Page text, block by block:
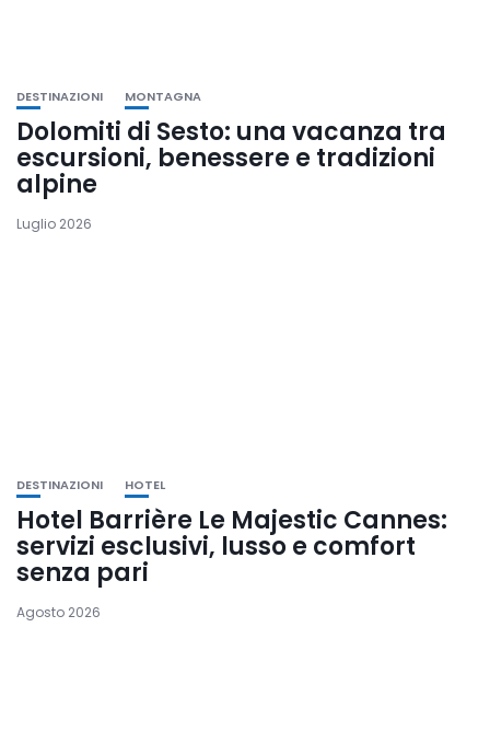
DESTINAZIONI MONTAGNA
Dolomiti di Sesto: una vacanza tra
escursioni, benessere e tradizioni
alpine
Luglio 2026
DESTINAZIONI HOTEL
Hotel Barrière Le Majestic Cannes:
servizi esclusivi, lusso e comfort
senza pari
Agosto 2026